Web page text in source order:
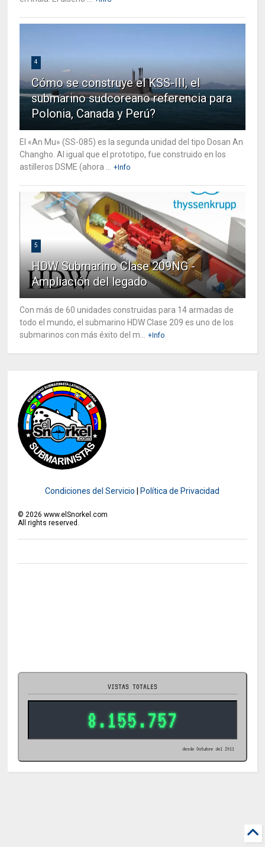
4
Cómo se construye el KSS-III, el
submarino sudcoreano referencia para
Polonia, Canada y Perú?
El «An Mu» (SS-085) es la segunda unidad del tipo Dosan An
Changho. Al igual que el prototipo, fue construido en los
astilleros DSME (ahora ... +Info
5
HDW Submarino Clase 209NG -
Ampliación del legado
Con más de 60 unidades construidas para 14 armadas de
todo el mundo, el submarino HDW Clase 209 es uno de los
submarinos con más éxito del m... +Info
Condiciones del Servicio Política de Privacidad
©2026 www.elSnorkel.com
All rights reserved.
VISTAS TOTALES
8.155.757
desde Octubre del 2011